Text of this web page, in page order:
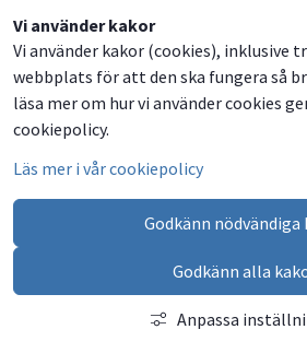
Vi använder kakor
Vi använder kakor (cookies), inklusive
webbplats för att den ska fungera så
läsa mer om hur vi använder cookies
cookiepolicy.
Läs mer i vår cookiepolicy
Godkänn nödvändiga
Godkänn alla
Anpassa
Dela
på
Facebook
Dela
på
Twitter
Dela
på
LinkedIn
Dela
via
email
Besök
oss
på
Facebook